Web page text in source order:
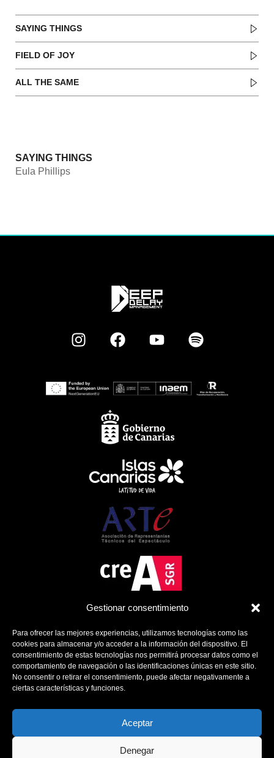
Gestionar consentimiento
Para ofrecer las mejores experiencias, utilizamos tecnologías como las
cookies para almacenar y/o acceder a la información del dispositivo. El
consentimiento de estas tecnologías nos permitirá procesar datos como el
comportamiento de navegación o las identificaciones únicas en este sitio.
No consentir o retirar el consentimiento, puede afectar negativamente a
ciertas características y funciones.
Aceptar
Denegar
SAYING THINGS
FIELD OF JOY
ALL THE SAME
SAYING THINGS
Eula Phillips
Política de Cookies
Contacto